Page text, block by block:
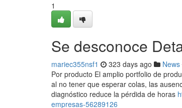
1
Se desconoce
mariec355nsf1 323 days ago News
Por producto El amplio portfolio de
al no tener que esperar colas, las
diagnóstico reduce la pérdida de horas
empresas-56289126